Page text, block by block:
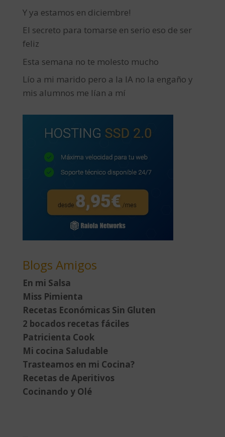
Y ya estamos en diciembre!
El secreto para tomarse en serio eso de ser
feliz
Esta semana no te molesto mucho
Lío a mi marido pero a la IA no la engaño y
mis alumnos me lían a mí
Blogs Amigos
En mi Salsa
Miss Pimienta
Recetas Económicas Sin Gluten
2 bocados recetas fáciles
Patricienta Cook
Mi cocina Saludable
Trasteamos en mi Cocina?
Recetas de Aperitivos
Cocinando y Olé